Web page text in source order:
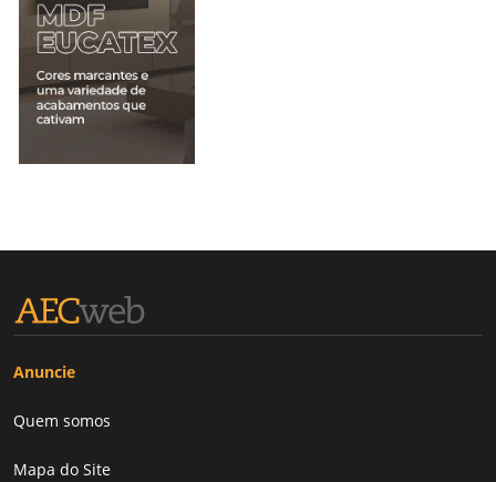
Anuncie
Quem somos
Mapa do Site